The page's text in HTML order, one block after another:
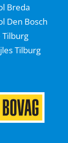
Breda
Den Bosch
Tilburg